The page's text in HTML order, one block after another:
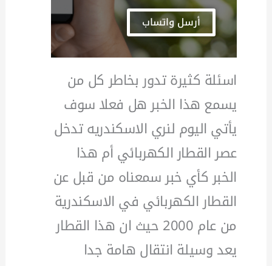
أرسل واتساب
اسئلة كثيرة تدور بخاطر كل من
يسمع هذا الخبر هل فعلا سوف
يأتي اليوم لنري الاسكندريه تدخل
عصر القطار الكهربائي أم هذا
الخبر كأي خبر سمعناه من قبل عن
القطار الكهربائي في الاسكندرية
من عام 2000 حيث ان هذا القطار
يعد وسيلة انتقال هامة جدا